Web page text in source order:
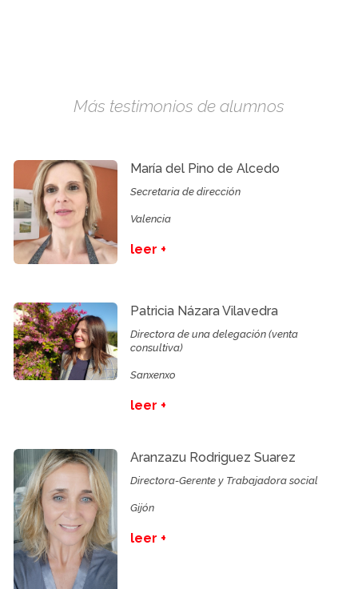
Más testimonios de alumnos
María del Pino de Alcedo
Secretaria de dirección
Valencia
leer +
Patricia Názara Vilavedra
Directora de una delegación (venta
consultiva)
Sanxenxo
leer +
Aranzazu Rodriguez Suarez
Directora-Gerente y Trabajadora social
Gijón
leer +